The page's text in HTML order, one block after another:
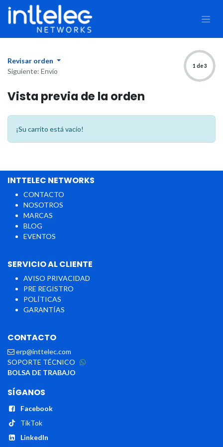
Revisar orden
Siguiente: Envío
1 de 3
Vista previa de la orden
¡Su carrito está vacío!
INTTELEC NETWORKS
CONTACTO
NOSOTROS
MARCAS
BLOG
EVENTOS
SERVICIO AL CLIENTE
AVISO PRIVACIDAD
PRE REGISTRO
POLÍTICAS​​
GARANTÍAS
CONTACTO
erp@inttelec.com
SOPORTE TÉCNICO
BOLSA DE TRABAJO
SÍGANOS
Facebook
TikTok
LinkedIn